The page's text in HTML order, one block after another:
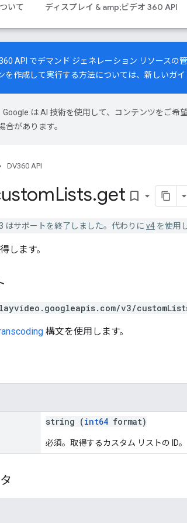
いて ディスプレイ & amp;ビデオ 360 API
API でデマンド ジェネレーション リソース
を作成して実行する方法については、 新しいガイ
Google は AI 技術を使用して、コンテンツをご希
があります。
DV360 API
Lists.get bookmark_border
はサポートを終了しました。代わりに v4 を使用
します。
v3/
構文を使用します。
string (int64 format)
必須。取得するカスタム リストの ID。